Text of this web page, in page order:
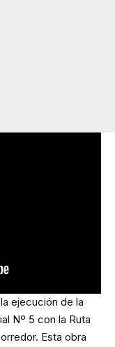
ejecución de la
Nº 5 con la Ruta
Esta obra